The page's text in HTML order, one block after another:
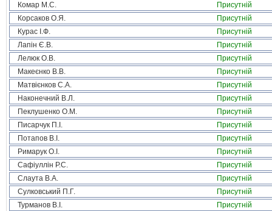
Комар М.С.
Присутній
Корсаков О.Я.
Присутній
Курас І.Ф.
Присутній
Лапін Є.В.
Присутній
Лелюк О.В.
Присутній
Макеєнко В.В.
Присутній
Матвієнков С.А.
Присутній
Наконечний В.Л.
Присутній
Пеклушенко О.М.
Присутній
Писарчук П.І.
Присутній
Потапов В.І.
Присутній
Римарук О.І.
Присутній
Сафіуллін Р.С.
Присутній
Слаута В.А.
Присутній
Сулковський П.Г.
Присутній
Турманов В.І.
Присутній